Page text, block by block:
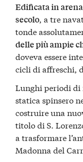
Edificata in
secolo , a tre
tonde
delle più ampie
doveva essere
cicli di affreschi,
Lunghi periodi di
statica spinsero
costruire una
titolo di S.
a trasformare
Madonna del